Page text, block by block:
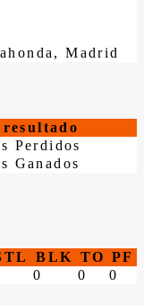
Madrid
resultado
Perdidos
Ganados
BLK TO PF
0 0 0